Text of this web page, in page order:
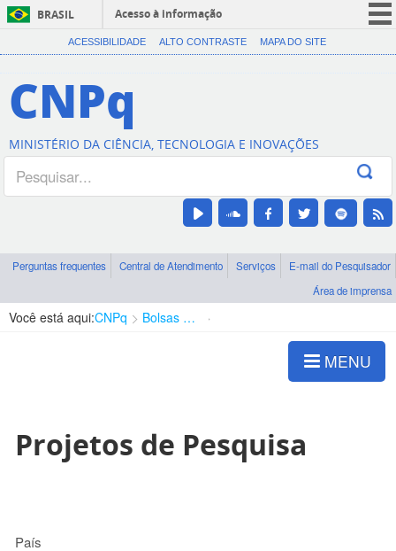
BRASIL
Acesso à informação
CORONAVÍRUS (COVID-19)
Canais
ACESSIBILIDADE ALTO CONTRASTE MAPA DO SITE
CNPq
MINISTÉRIO DA CIÊNCIA, TECNOLOGIA E INOVAÇÕES
Perguntas frequentes Central de Atendimento Serviços
E-mail do Pesquisador
Área de imprensa
Você está aqui:CNPq Bolsas e Auxílios Vigentes
MENU
Projetos de Pesquisa
País